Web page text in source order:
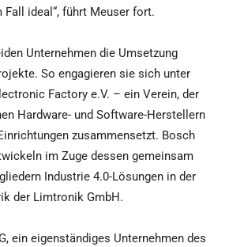
Fall ideal“, führt Meuser fort.
Unternehmen die Umsetzung
So engagieren sie sich unter
Factory e.V. – ein Verein, der
Hardware- und Software-Herstellern
zusammensetzt. Bosch
im Zuge dessen gemeinsam
Industrie 4.0-Lösungen in der
der Limtronik GmbH.
ein eigenständiges Unternehmen des